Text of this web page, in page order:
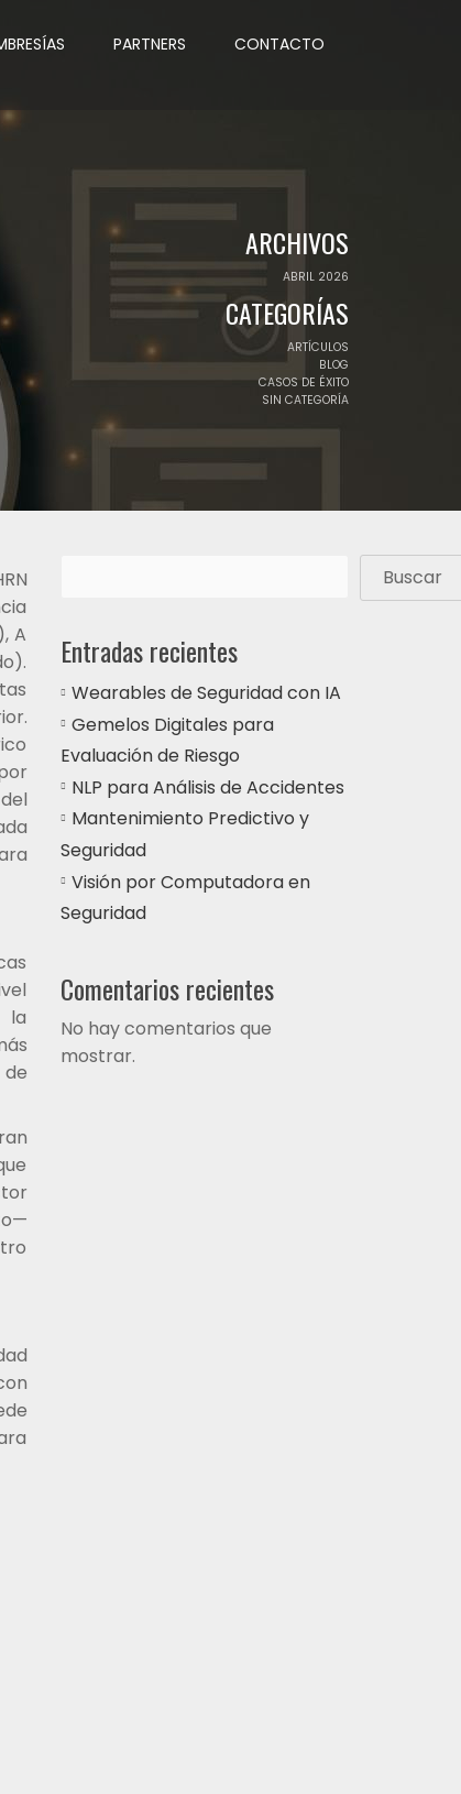
PARTNERS CONTACTO
ARCHIVOS
ABRIL 2026
CATEGORÍAS
ARTÍCULOS
BLOG
CASOS DE ÉXITO
SIN CATEGORÍA
A
la
Buscar
Entradas recientes
Wearables de Seguridad con IA
Gemelos Digitales para
Evaluación de Riesgo
NLP para Análisis de Accidentes
Mantenimiento Predictivo y
Seguridad
Visión por Computadora en
Seguridad
Comentarios recientes
No hay comentarios que
mostrar.